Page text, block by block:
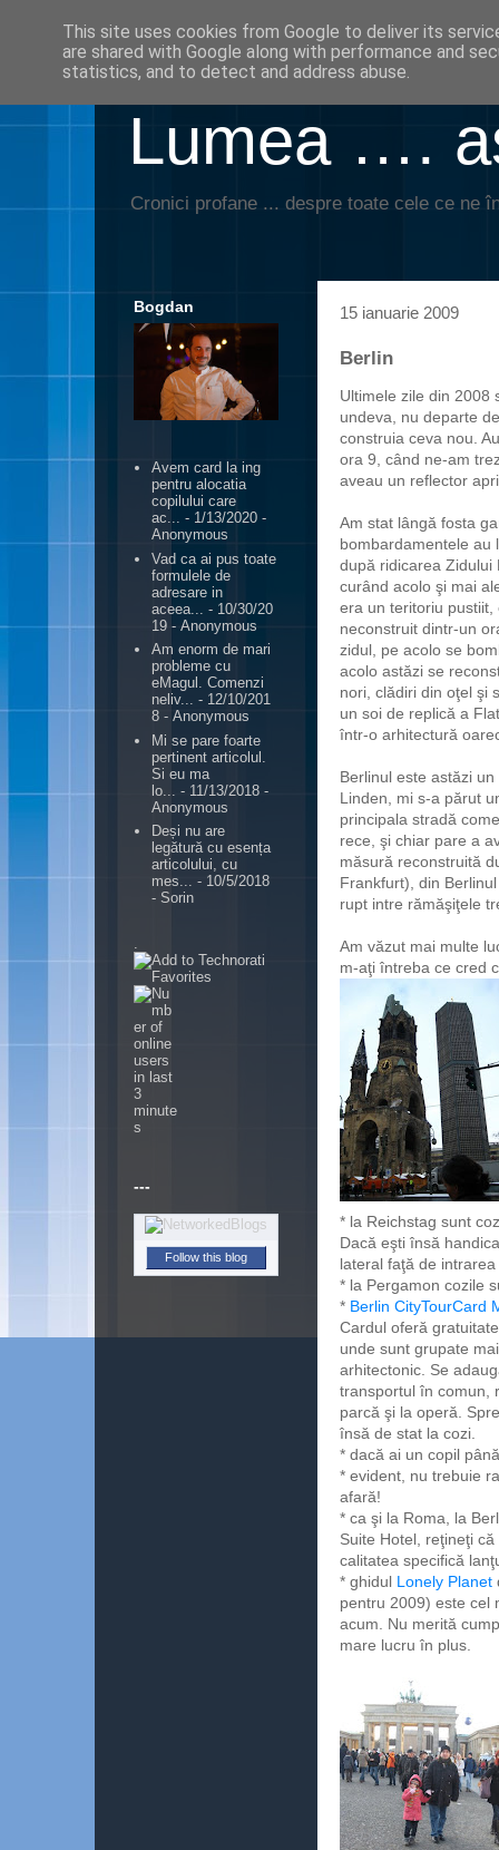
Lumea ….
Cronici profane ... despre toate cele ce ne
15 ianuarie 2009
Berlin
Ultimele zile din 2008
undeva, nu departe
construia ceva nou.
ora 9, când ne-am
aveau un reflector
Am stat lângă fosta
bombardamentele au
după ridicarea Zidului
curând acolo şi mai
era un teritoriu pustiit,
neconstruit dintr-un
zidul, pe acolo se
acolo astăzi se
nori, clădiri din oţel şi
un soi de replică a
într-o arhitectură
Berlinul este astăzi
Linden, mi s-a părut
principala stradă
rece, şi chiar pare a
măsură reconstruită
Frankfurt), din
rupt intre rămăşiţele
Am văzut mai multe
m-aţi întreba ce cred
* la Reichstag sunt
Dacă eşti însă
lateral faţă de
* la Pergamon cozile
* Berlin CityTourCard
Cardul oferă
unde sunt grupate
arhitectonic. Se
transportul în comun,
parcă şi la operă.
însă de stat la cozi.
* dacă ai un copil
* evident, nu trebuie
afară!
* ca şi la Roma, la
Suite Hotel, reţineţi
calitatea specifică
* ghidul Lonely Planet
pentru 2009) este cel
acum. Nu merită
mare lucru în plus.
Bogdan
Avem card la ing
pentru alocatia
copilului care
ac... - 1/13/2020 -
Anonymous
Vad ca ai pus toate
formulele de
adresare in
aceea...
- 10/30/20
19 - Anonymous
Am enorm de mari
probleme cu
eMagul. Comenzi
neliv... - 12/10/201
8 - Anonymous
Mi se pare foarte
pertinent articolul.
Si eu ma
lo...
- 11/13/2018 -
Anonymous
Deși nu are
legătură cu esența
articolului, cu
mes... - 10/5/2018
- Sorin
---
Follow this blog
This site uses cookies from Google to deliver its
are shared with Google along with performance and
statistics, and to detect and address abuse.